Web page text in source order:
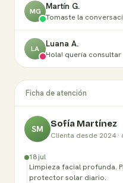
MG Martín G.
Tomaste la
LA Luana A.
Hola! quería
Ficha de atención
SM Sofía Martínez
Clienta desde 2024 ·
18 jul
Limpieza facial profunda.
protector solar diario.